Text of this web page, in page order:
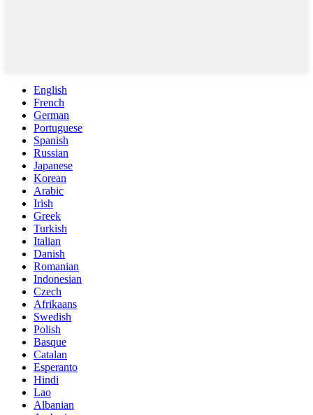
English
French
German
Portuguese
Spanish
Russian
Japanese
Korean
Arabic
Irish
Greek
Turkish
Italian
Danish
Romanian
Indonesian
Czech
Afrikaans
Swedish
Polish
Basque
Catalan
Esperanto
Hindi
Lao
Albanian